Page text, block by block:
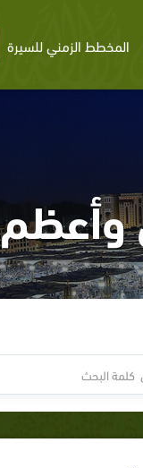
المخطط الزمني للسيرة
وأعظم